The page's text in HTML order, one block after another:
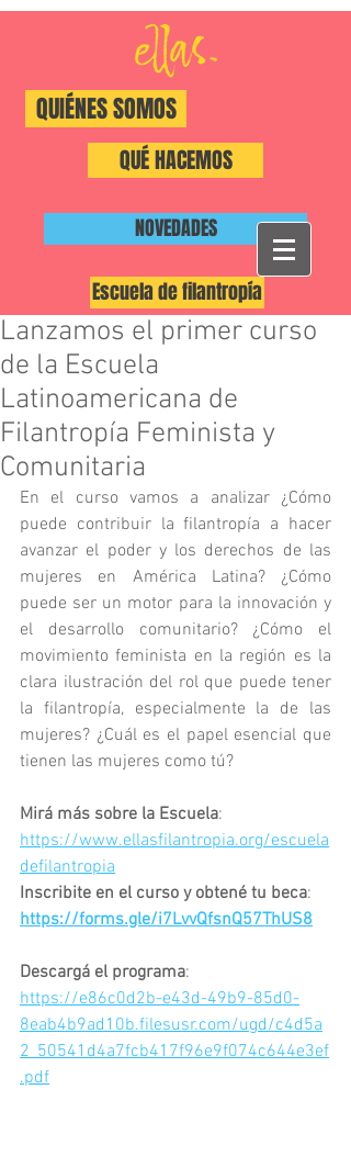
QUIÉNES SOMOS
QUÉ HACEMOS
NOVEDADES
Escuela de filantropía
#ShiftThePower
Lanzamos el primer curso
de la Escuela
Latinoamericana de
Filantropía Feminista y
Comunitaria
En el curso vamos a analizar ¿Cómo
puede contribuir la filantropía a hacer
avanzar el poder y los derechos de las
mujeres en América Latina? ¿Cómo
puede ser un motor para la innovación y
el desarrollo comunitario? ¿Cómo el
movimiento feminista en la región es la
clara ilustración del rol que puede tener
la filantropía, especialmente la de las
mujeres? ¿Cuál es el papel esencial que
tienen las mujeres como tú?
Mirá más sobre la Escuela:
https://www.ellasfilantropia.org/escuela
defilantropia
Inscribite en el curso y obtené tu beca:
https://forms.gle/i7LvvQfsnQ57ThUS8
Descargá el programa:
https://e86c0d2b-e43d-49b9-85d0-
8eab4b9ad10b.filesusr.com/ugd/c4d5a
2_50541d4a7fcb417f96e9f074c644e3ef
.pdf